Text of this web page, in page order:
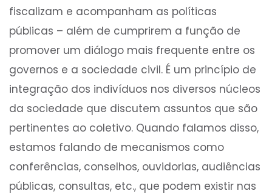
fiscalizam e acompanham as políticas
públicas – além de cumprirem a função de
promover um diálogo mais frequente entre os
governos e a sociedade civil. É um princípio de
integração dos indivíduos nos diversos núcleos
da sociedade que discutem assuntos que são
pertinentes ao coletivo. Quando falamos disso,
estamos falando de mecanismos como
conferências, conselhos, ouvidorias, audiências
públicas, consultas, etc., que podem existir nas